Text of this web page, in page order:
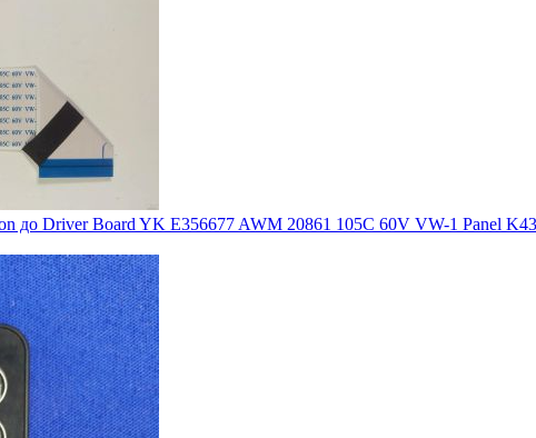
Driver Board YK E356677 AWM 20861 105C 60V VW-1 Panel